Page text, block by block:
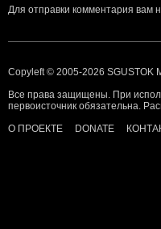
Для отправки комментария вам
Copyleft © 2005-2026 SGUSTOK
Все права защищены. При
первоисточник обязательна.
О ПРОЕКТЕ
DONATE